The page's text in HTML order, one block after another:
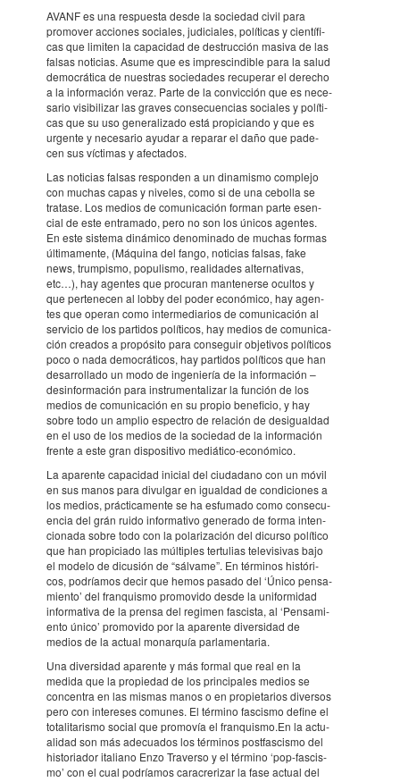
AVANF es una respu­esta desde la soci­e­dad civil para
promo­ver acci­o­nes soci­a­les, judi­ci­a­les, polí­ti­cas y cien­tí­fi­
cas que limi­ten la capa­ci­dad de destruc­ción masiva de las
falsas noti­cias. Asume que es impres­cin­di­ble para la salud
democrá­tica de nues­tras soci­e­da­des recu­pe­rar el dere­cho
a la infor­ma­ción veraz. Parte de la convic­ción que es nece­
sa­rio visi­bi­li­zar las graves conse­cu­en­cias soci­a­les y polí­ti­
cas que su uso gene­ra­li­zado está propi­ci­ando y que es
urgente y nece­sa­rio ayudar a repa­rar el daño que pade­
cen sus vícti­mas y afec­ta­dos.
Las noti­cias falsas respon­den a un dina­mismo complejo
con muchas capas y nive­les, como si de una cebo­lla se
tratase. Los medios de comu­ni­ca­ción forman parte esen­
cial de este entra­mado, pero no son los únicos agen­tes.
En este sistema diná­mico deno­mi­nado de muchas formas
últi­ma­mente, (Máquina del fango, noti­cias falsas, fake
news, trum­pismo, popu­lismo, reali­da­des alter­na­ti­vas,
etc…), hay agen­tes que procu­ran mante­nerse ocul­tos y
que perte­ne­cen al lobby del poder econó­mico, hay agen­
tes que operan como inter­me­di­a­rios de comu­ni­ca­ción al
servi­cio de los parti­dos polí­ti­cos, hay medios de comu­ni­ca­
ción crea­dos a propó­sito para conse­guir obje­ti­vos polí­ti­cos
poco o nada democrá­ti­cos, hay parti­dos polí­ti­cos que han
desar­ro­llado un modo de inge­ni­e­ría de la infor­ma­ción –
desin­for­ma­ción para instru­men­ta­li­zar la función de los
medios de comu­ni­ca­ción en su propio bene­fi­cio, y hay
sobre todo un amplio espec­tro de rela­ción de desi­gual­dad
en el uso de los medios de la soci­e­dad de la infor­ma­ción
frente a este gran dispo­si­tivo mediá­tico-econó­mico.
La aparente capa­ci­dad inicial del ciuda­dano con un móvil
en sus manos para divul­gar en igual­dad de condi­ci­o­nes a
los medios, prác­ti­ca­mente se ha esfu­mado como conse­cu­
en­cia del grán ruido infor­ma­tivo gene­rado de forma inten­
ci­o­nada sobre todo con la pola­ri­za­ción del dicurso polí­tico
que han propi­ci­ado las múlti­ples tertu­lias tele­vi­si­vas bajo
el modelo de dicu­sión de “sálvame”. En térmi­nos histó­ri­
cos, podrí­a­mos decir que hemos pasado del ‘Único pensa­
mi­en­to’ del fran­quismo promo­vido desde la unifor­mi­dad
infor­ma­tiva de la prensa del regi­men fascista, al ‘Pen­sa­mi­
ento único’ promo­vido por la aparente diver­si­dad de
medios de la actual monar­quía parla­men­ta­ria.
Una diver­si­dad aparente y más formal que real en la
medida que la propi­e­dad de los prin­ci­pa­les medios se
concen­tra en las mismas manos o en propi­e­ta­rios diver­sos
pero con inter­e­ses comu­nes. El término fascismo define el
tota­li­ta­rismo social que promo­vía el fran­quismo.En la actu­
a­li­dad son más adecu­a­dos los térmi­nos post­fas­cismo del
histo­ri­a­dor itali­ano Enzo Traverso y el término ‘pop-fascis­
mo’ con el cual podrí­a­mos cara­cre­ri­zar la fase actual del